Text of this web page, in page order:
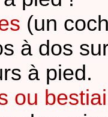
(un
à dos
à pied.
ou